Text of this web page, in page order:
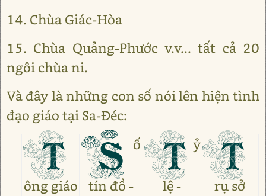
14. Chùa Giác-Hòa
15. Chùa Quảng-Phước v.v... tất cả 20
ngôi chùa ni.
Và đây là những con số nói lên hiện tình
đạo giáo tại Sa-Đéc:
T
ông giáo
S ố
tín đồ -
T ỷ
lệ -
T
rụ sở